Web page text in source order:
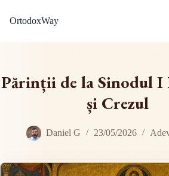
OrtodoxWay
Părinții de la Sinodul I
și Crezul
Daniel G 23/05/2026